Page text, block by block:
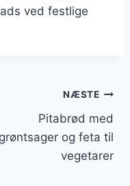
ved festlige
NÆSTE
Pitabrød med
grøntsager og feta til
vegetarer